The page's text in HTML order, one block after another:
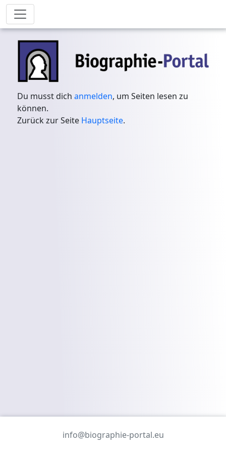
Du musst dichanmelden, um Seiten lesen zu
können.
Zurück zur Seite Hauptseite.
info@biographie-portal.eu